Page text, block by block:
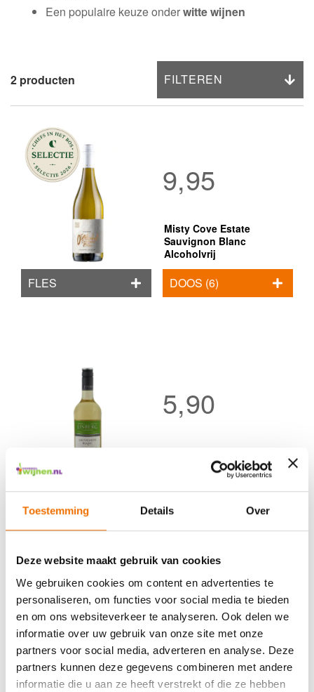
Toestemming Details Over
Deze website maakt gebruik van cookies
We gebruiken cookies om content en advertenties te
personaliseren, om functies voor social media te bieden
en om ons websiteverkeer te analyseren. Ook delen we
informatie over uw gebruik van onze site met onze
partners voor social media, adverteren en analyse. Deze
partners kunnen deze gegevens combineren met andere
informatie die u aan ze heeft verstrekt of die ze hebben
Een populaire keuze onderwitte wijnen
FILTEREN
2 producten
Misty Cove Estate
Sauvignon Blanc
Alcoholvrij
9,95
FLES DOOS (6)
Eisberg Sauvignon Blanc
5,90
FLES DOOS (6)
2producten
Veelgestelde vragen over alcoholvrije wijn
Hieronder vindt u de antwoorden op de meest gestelde vragen over
alcoholvrije wijnen. Van informatie over smaak en druivenrassen tot tips voor
combineren met gerechten – alles wat u wilt weten over alcoholvrije wijnen
op één plek.